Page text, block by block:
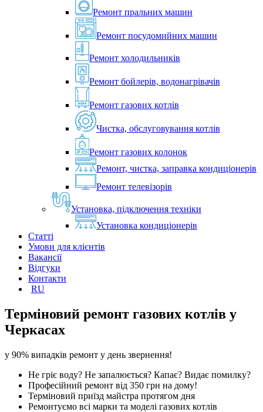
Ремонт пральних машин
Ремонт посудомийних машин
Ремонт холодильників
Ремонт бойлерів, водонагрівачів
Ремонт газових котлів
Чистка, обслуговування котлів
Ремонт газових колонок
Ремонт, чистка, заправка кондиціонерів
Ремонт телевізорів
Установка, підключення техніки
Установка кондиціонерів
Статті
Умови для клієнтів
Вакансії
Відгуки
Контакти
RU
Терміновий ремонт газових котлів у
Черкасах
у 90% випадків ремонт у день звернення!
Не гріє воду? Не запалюється? Капає? Видає помилку?
Професійний ремонт від 350 грн на дому!
Терміновий приїзд майстра протягом дня
Ремонтуємо всі марки та моделі газових котлів